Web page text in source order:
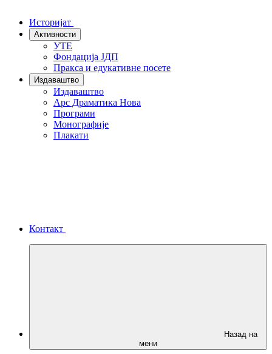
Историјат
Активности
УТЕ
Фондација ЈДП
Пракса и едукативне посете
Издаваштво
Издаваштво
Арс Драматика Нова
Програми
Монографије
Плакати
Контакт
Назад на
мени